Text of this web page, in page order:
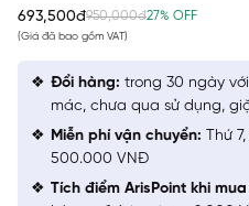
693,500đ950,000đ27% OFF
(Giá đã bao gồm VAT)
Đổi hàng: trong 30 ngày
mác, chưa qua sử dụng,
Miễn phí vận chuyển: Thứ
500.000 VNĐ
Tích điểm ArisPoint khi